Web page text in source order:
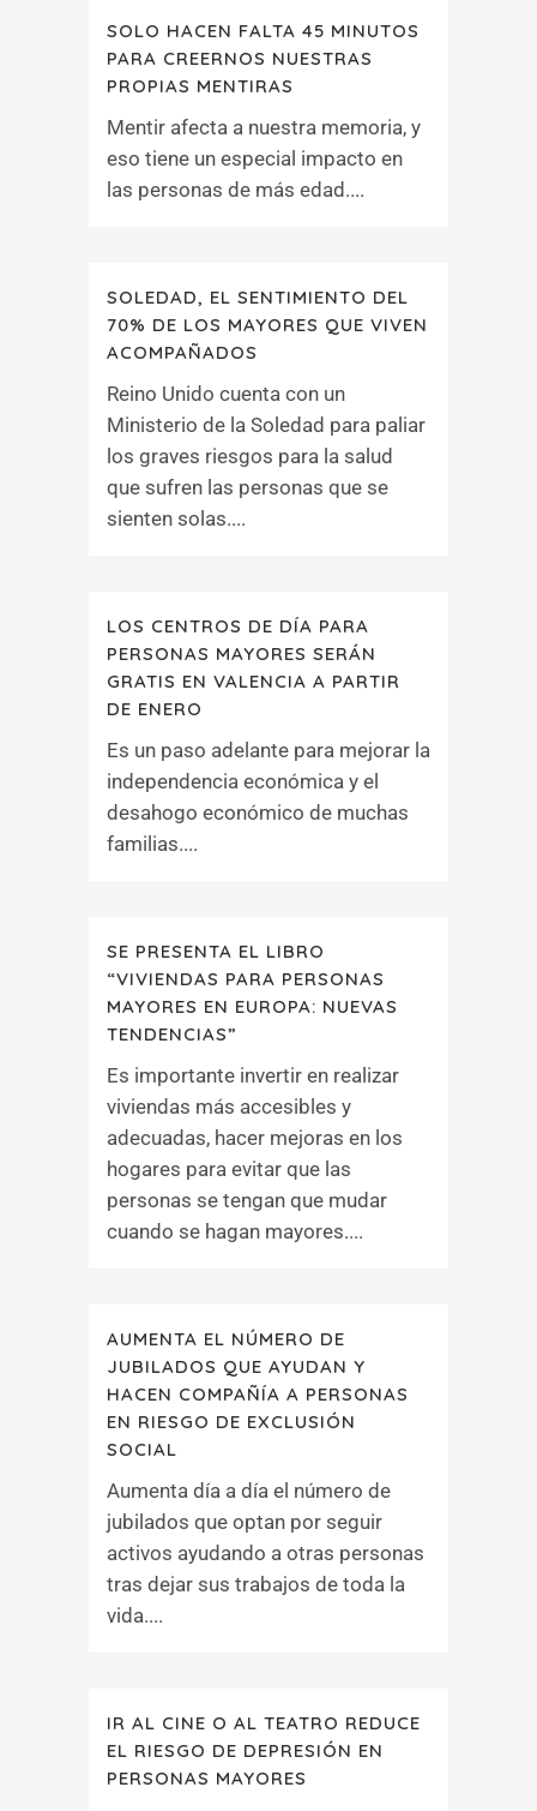
SOLO HACEN FALTA 45 MINUTOS
PARA CREERNOS NUESTRAS
PROPIAS MENTIRAS
Mentir afecta a nuestra memoria, y
eso tiene un especial impacto en
las personas de más edad....
SOLEDAD, EL SENTIMIENTO DEL
70% DE LOS MAYORES QUE VIVEN
ACOMPAÑADOS
Reino Unido cuenta con un
Ministerio de la Soledad para paliar
los graves riesgos para la salud
que sufren las personas que se
sienten solas....
LOS CENTROS DE DÍA PARA
PERSONAS MAYORES SERÁN
GRATIS EN VALENCIA A PARTIR
DE ENERO
Es un paso adelante para mejorar la
independencia económica y el
desahogo económico de muchas
familias....
SE PRESENTA EL LIBRO
“VIVIENDAS PARA PERSONAS
MAYORES EN EUROPA: NUEVAS
TENDENCIAS”
Es importante invertir en realizar
viviendas más accesibles y
adecuadas, hacer mejoras en los
hogares para evitar que las
personas se tengan que mudar
cuando se hagan mayores....
AUMENTA EL NÚMERO DE
JUBILADOS QUE AYUDAN Y
HACEN COMPAÑÍA A PERSONAS
EN RIESGO DE EXCLUSIÓN
SOCIAL
Aumenta día a día el número de
jubilados que optan por seguir
activos ayudando a otras personas
tras dejar sus trabajos de toda la
vida....
IR AL CINE O AL TEATRO REDUCE
EL RIESGO DE DEPRESIÓN EN
PERSONAS MAYORES